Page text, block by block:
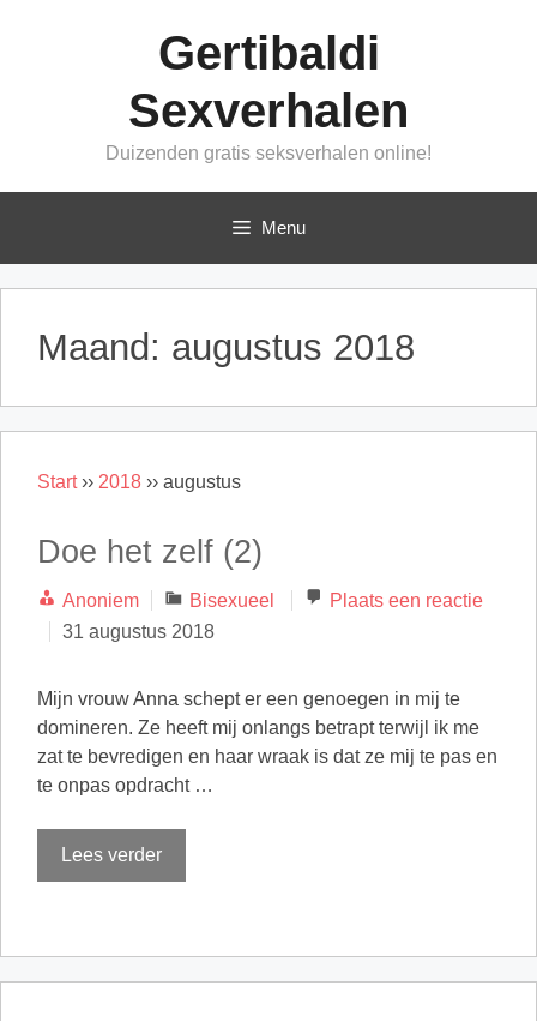
Gertibaldi
Sexverhalen
Duizenden gratis seksverhalen online!
Menu
Maand: augustus 2018
Start›› 2018 ›› augustus
Doe het zelf (2)
Anoniem Categorieën
Bisexueel
Plaats een reactie
31 augustus 2018
Mijn vrouw Anna schept er een genoegen in mij te
domineren. Ze heeft mij onlangs betrapt terwijl ik me
zat te bevredigen en haar wraak is dat ze mij te pas en
te onpas opdracht …
Lees verder